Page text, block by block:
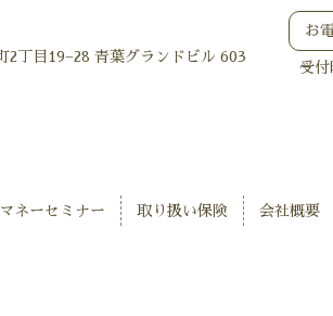
2丁目19−28 青葉グランドビル 603
お
受
マネーセミナー 取り扱い保険 会社概要